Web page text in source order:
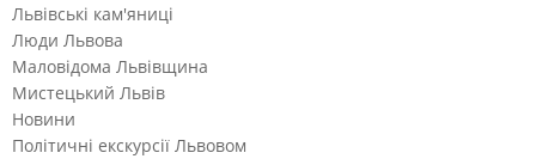
Львівські кам'яниці
Люди Львова
Маловідома Львівщина
Мистецький Львів
Новини
Політичні екскурсії Львовом